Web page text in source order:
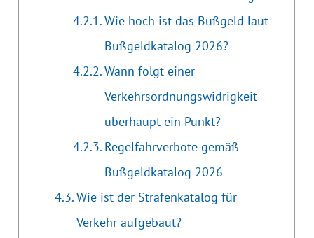
Wie hoch ist das Bußgeld laut
Bußgeldkatalog 2026?
Wann folgt einer
Verkehrsordnungswidrigkeit
überhaupt ein Punkt?
Regelfahrverbote gemäß
Bußgeldkatalog 2026
Wie ist der Strafenkatalog für
Verkehr aufgebaut?